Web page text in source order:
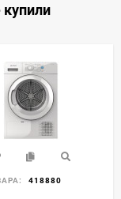
418880